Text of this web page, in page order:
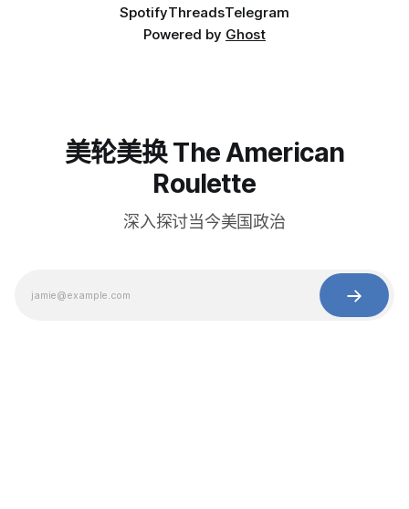
SpotifyThreadsTelegram
Powered by Ghost
美轮美换 The American
Roulette
深入探讨当今美国政治